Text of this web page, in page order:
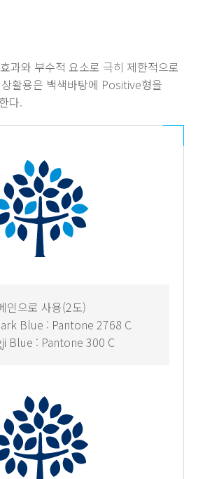
과와 부수적 요소로 극히 제한적으로
활용은 백색바탕에 Positive형을
다.
인으로 사용(2도)
Blue : Pantone 2768 C
Blue : Pantone 300 C